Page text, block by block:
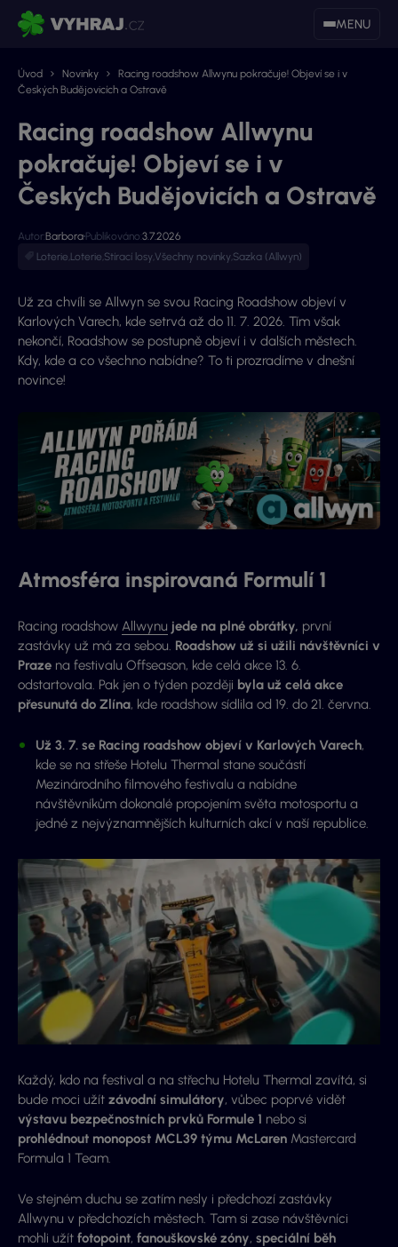
MENU
Úvod Novinky
Racing roadshow Allwynu pokračuje! Objeví se i v
Českých Budějovicích a Ostravě
Racing roadshow Allwynu
pokračuje! Objeví se i v
Českých Budějovicích a Ostravě
Autor: Barbora Publikováno: 3.7.2026
Loterie,Loterie,Stírací losy,Všechny novinky,Sazka (Allwyn)
Už za chvíli se Allwyn se svou Racing Roadshow objeví v
Karlových Varech, kde setrvá až do 11. 7. 2026. Tím však
nekončí, Roadshow se postupně objeví i v dalších městech.
Kdy, kde a co všechno nabídne? To ti prozradíme v dnešní
novince!
Atmosféra inspirovaná Formulí 1
Racing roadshow Allwynu jede na plné obrátky, první
zastávky už má za sebou. Roadshow už si užili návštěvníci v
Praze na festivalu Offseason, kde celá akce 13. 6.
odstartovala. Pak jen o týden později byla už celá akce
přesunutá do Zlína, kde roadshow sídlila od 19. do 21. června.
Už 3. 7. se Racing roadshow objeví v Karlových Varech,
kde se na střeše Hotelu Thermal stane součástí
Mezinárodního filmového festivalu a nabídne
návštěvníkům dokonalé propojením světa motosportu a
jedné z nejvýznamnějších kulturních akcí v naší republice.
Každý, kdo na festival a na střechu Hotelu Thermal zavítá, si
bude moci užít závodní simulátory, vůbec poprvé vidět
výstavu bezpečnostních prvků Formule 1 nebo si
prohlédnout monopost MCL39 týmu McLaren Mastercard
Formula 1 Team.
Ve stejném duchu se zatím nesly i předchozí zastávky
Allwynu v předchozích městech. Tam si zase návštěvníci
mohli užít fotopoint, fanouškovské zóny, speciální běh